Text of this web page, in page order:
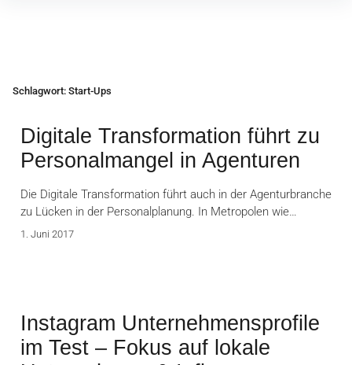
Schlagwort: Start-Ups
Digitale Transformation führt zu
Personalmangel in Agenturen
Die Digitale Transformation führt auch in der Agenturbranche
zu Lücken in der Personalplanung. In Metropolen wie…
1. Juni 2017
Instagram Unternehmensprofile
im Test – Fokus auf lokale